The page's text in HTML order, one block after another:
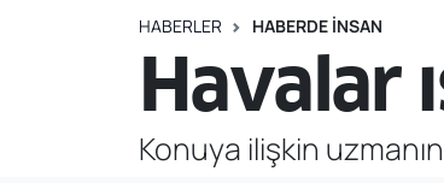
HABERLER HABERDE INSAN
Havalar
Konuya ilişkin
Haber Arşivi